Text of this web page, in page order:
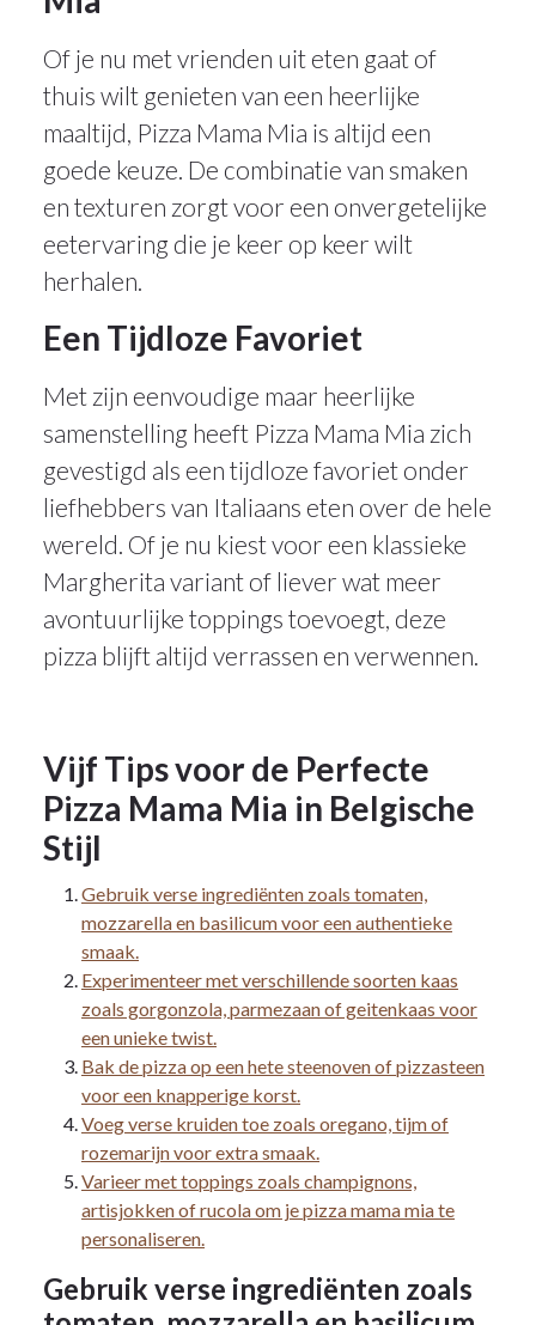
Of je nu met vrienden uit eten gaat of
thuis wilt genieten van een heerlijke
maaltijd, Pizza Mama Mia is altijd een
goede keuze. De combinatie van smaken
en texturen zorgt voor een onvergetelijke
eetervaring die je keer op keer wilt
herhalen.
Een Tijdloze Favoriet
Met zijn eenvoudige maar heerlijke
samenstelling heeft Pizza Mama Mia zich
gevestigd als een tijdloze favoriet onder
liefhebbers van Italiaans eten over de hele
wereld. Of je nu kiest voor een klassieke
Margherita variant of liever wat meer
avontuurlijke toppings toevoegt, deze
pizza blijft altijd verrassen en verwennen.
Vijf Tips voor de Perfecte
Pizza Mama Mia in Belgische
Stijl
Gebruik verse ingrediënten zoals tomaten,
mozzarella en basilicum voor een authentieke
smaak.
Experimenteer met verschillende soorten kaas
zoals gorgonzola, parmezaan of geitenkaas voor
een unieke twist.
Bak de pizza op een hete steenoven of pizzasteen
voor een knapperige korst.
Voeg verse kruiden toe zoals oregano, tijm of
rozemarijn voor extra smaak.
Varieer met toppings zoals champignons,
artisjokken of rucola om je pizza mama mia te
personaliseren.
Gebruik verse ingrediënten zoals